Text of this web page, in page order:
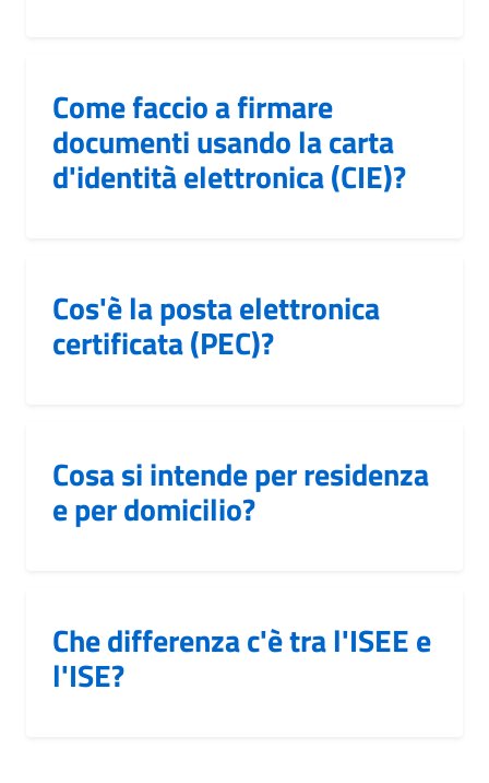
Come faccio a firmare
documenti usando la carta
d'identità elettronica (CIE)?
Cos'è la posta elettronica
certificata (PEC)?
Cosa si intende per residenza
e per domicilio?
Che differenza c'è tra l'ISEE e
l'ISE?